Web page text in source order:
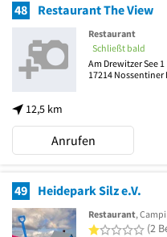
48 Restaurant The View
12,5 km
Restaurant
Schließt bald
Am Drewitzer See 1
17214 Nossentiner
Anrufen
49 Heidepark Silz e.V.
Restaurant,
1(2